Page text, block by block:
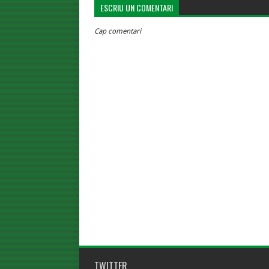
ESCRIU UN COMENTARI
Cap comentari
TWITTER